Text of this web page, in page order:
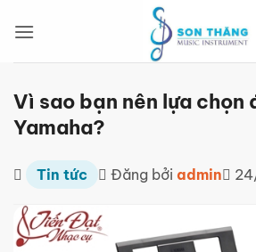
qua
Vì sao bạn nên lựa chọn
Yamaha?
Tin tức Đăng bởi admin